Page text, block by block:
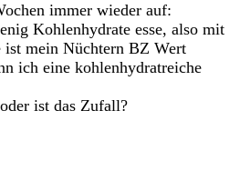
immer wieder auf:
Kohlenhydrate esse, also mit
mein Nüchtern BZ Wert
ich eine kohlenhydratreiche
ist das Zufall?